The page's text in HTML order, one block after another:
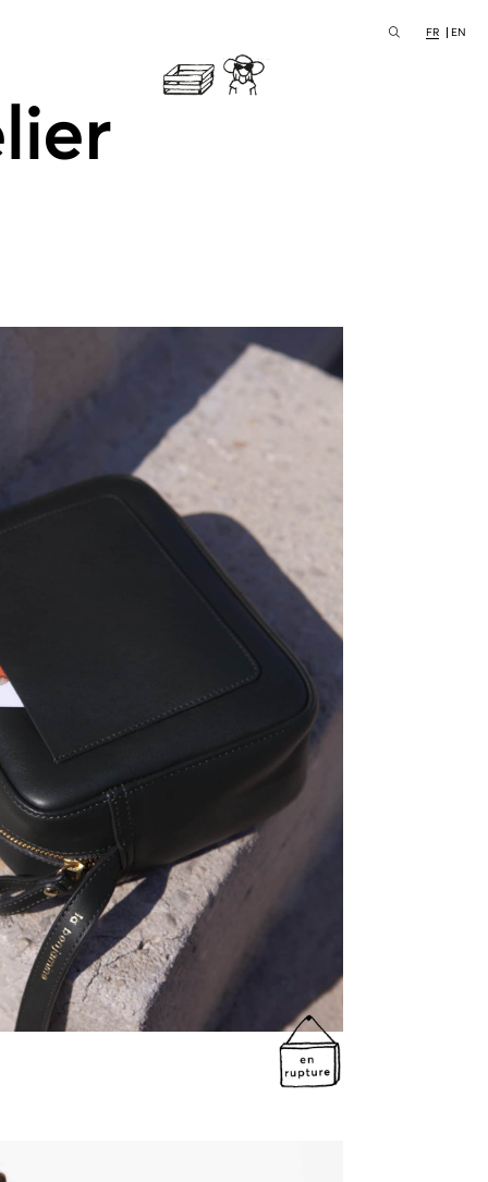
FR EN